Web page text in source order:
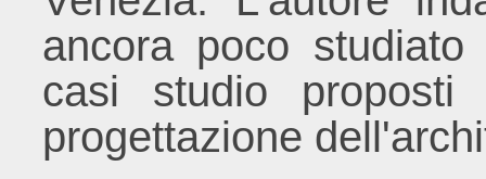
ancora poco
casi studio
progettazione